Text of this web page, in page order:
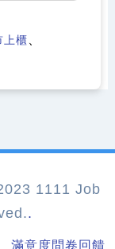
上櫃
1111 Job
.
滿意度問卷回饋